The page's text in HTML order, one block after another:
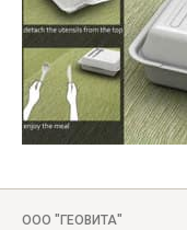
ООО "ГЕОВИТА"